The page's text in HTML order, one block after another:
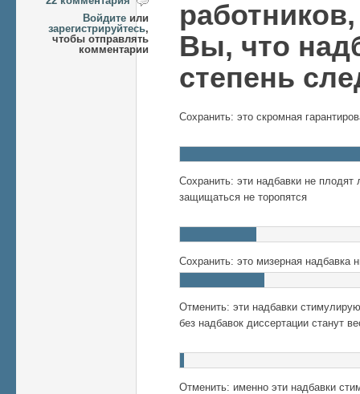
Войдите или
зарегистрируйтесь,
чтобы отправлять
комментарии
Вы, что
степень
Сохранить: это скромная
Сохранить: эти надбавки не
защищаться не торопятся
Сохранить: это мизерная надбавка
Отменить: эти надбавки
без надбавок диссертации станут
Отменить: именно эти надбавки